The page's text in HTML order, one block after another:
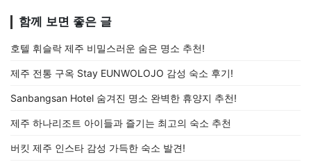
함께 보면 좋은 글
호텔 휘슬락 제주 비밀스러운 숨은 명소 추천!
제주 전통 구옥 Stay EUNWOLOJO 감성 숙소 후기!
Sanbangsan Hotel 숨겨진 명소 완벽한 휴양지 추천!
제주 하나리조트 아이들과 즐기는 최고의 숙소 추천
버킷 제주 인스타 감성 가득한 숙소 발견!